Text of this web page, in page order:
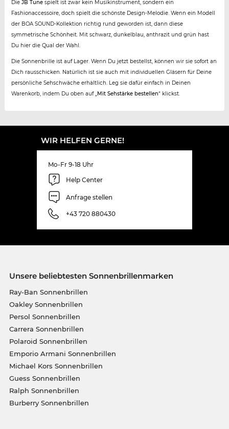
Die JB Tunespielt ist zwar kein Musikinstrument, sondern ein
Fashionaccessoire, doch spielt die schönste Design-Melodie. Wenn ein Modell
der BOA SOUND-Kollektion richtig rund geworden ist, dann diese
symmetrische Schönheit. Mit schwarz, dunkelblau, anthrazit und grün hast
Du hier die Qual der Wahl.
Die Sonnenbrille ist auf Lager. Wenn Du jetzt bestellst, können wir sie sofort an
Dich rausschicken. Natürlich ist sie auch mit individuellen Gläsern für Deine
persönliche Sehschwäche erhältlich. Leg sie dafür einfach in Deinen
Warenkorb, indem Du oben auf „Mit Sehstärke bestellen“ klickst.
WIR HELFEN GERNE!
Mo-Fr 9-18 Uhr
Help Center
Anfrage stellen
+43 720 880430
Unsere beliebtesten Sonnenbrillenmarken
Ray-Ban Sonnenbrillen
Oakley Sonnenbrillen
Persol Sonnenbrillen
Carrera Sonnenbrillen
Polaroid Sonnenbrillen
Emporio Armani Sonnenbrillen
Michael Kors Sonnenbrillen
Guess Sonnenbrillen
Ralph Sonnenbrillen
Burberry Sonnenbrillen